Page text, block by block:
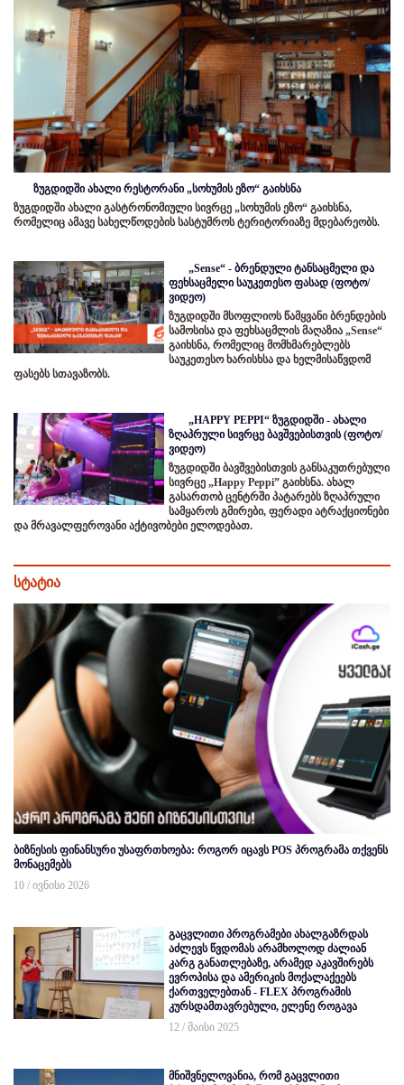
ზუგდიდში ახალი რესტორანი „სოხუმის ეზო“ გაიხსნა
ზუგდიდში ახალი გასტრონომიული სივრცე „სოხუმის ეზო“ გაიხსნა,
რომელიც ამავე სახელწოდების სასტუმროს ტერიტორიაზე მდებარეობს.
„Sense“ - ბრენდული ტანსაცმელი და
ფეხსაცმელი საუკეთესო ფასად (ფოტო/
ვიდეო)
ზუგდიდში მსოფლიოს წამყვანი ბრენდების
სამოსისა და ფეხსაცმლის მაღაზია „Sense“
გაიხსნა, რომელიც მომხმარებლებს
საუკეთესო ხარისხსა და ხელმისაწვდომ
ფასებს სთავაზობს.
„HAPPY PEPPI“ ზუგდიდში - ახალი
ზღაპრული სივრცე ბავშვებისთვის (ფოტო/
ვიდეო)
ზუგდიდში ბავშვებისთვის განსაკუთრებული
სივრცე „Happy Peppi” გაიხსნა. ახალ
გასართობ ცენტრში პატარებს ზღაპრული
სამყაროს გმირები, ფერადი ატრაქციონები
და მრავალფეროვანი აქტივობები ელოდებათ.
სტატია
ბიზნესის ფინანსური უსაფრთხოება: როგორ იცავს POS პროგრამა თქვენს
მონაცემებს
10 / ივნისი 2026
გაცვლითი პროგრამები ახალგაზრდას
აძლევს წვდომას არამხოლოდ ძალიან
კარგ განათლებაზე, არამედ აკავშირებს
ევროპისა და ამერიკის მოქალაქეებს
ქართველებთან - FLEX პროგრამის
კურსდამთავრებული, ელენე როგავა
12 / მაისი 2025
მნიშვნელოვანია, რომ გაცვლითი